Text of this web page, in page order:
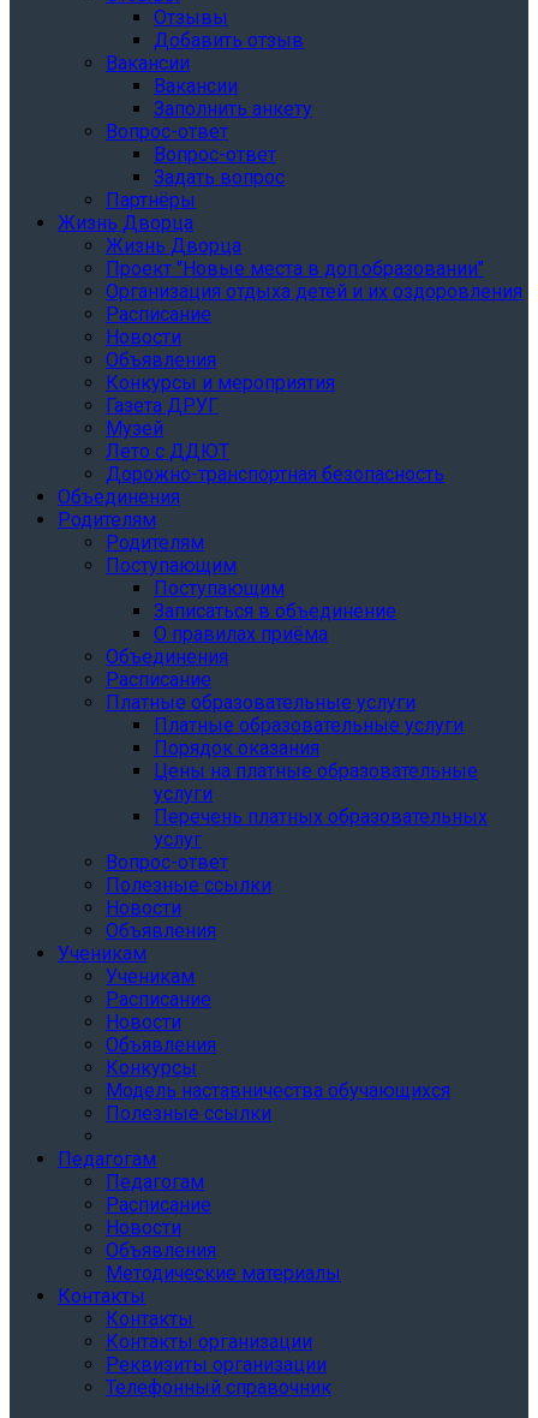
Отзывы
Добавить отзыв
Вакансии
Вакансии
Заполнить анкету
Вопрос-ответ
Вопрос-ответ
Задать вопрос
Партнёры
Жизнь Дворца
Жизнь Дворца
Проект "Новые места в доп.образовании"
Организация отдыха детей и их оздоровления
Расписание
Новости
Объявления
Конкурсы и мероприятия
Газета ДРУГ
Музей
Лето с ДДЮТ
Дорожно-транспортная безопасность
Объединения
Родителям
Родителям
Поступающим
Поступающим
Записаться в объединение
О правилах приёма
Объединения
Расписание
Платные образовательные услуги
Платные образовательные услуги
Порядок оказания
Цены на платные образовательные
услуги
Перечень платных образовательных
услуг
Вопрос-ответ
Полезные ссылки
Новости
Объявления
Ученикам
Ученикам
Расписание
Новости
Объявления
Конкурсы
Модель наставничества обучающихся
Полезные ссылки
Педагогам
Педагогам
Расписание
Новости
Объявления
Методические материалы
Контакты
Контакты
Контакты организации
Реквизиты организации
Телефонный справочник